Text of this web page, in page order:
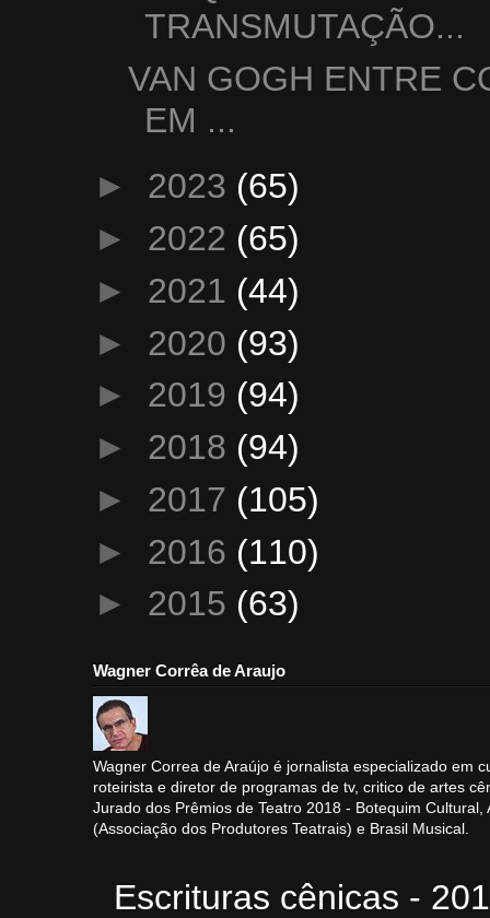
TRANSMUTAÇÃO...
VAN GOGH ENTRE
EM ...
► 2023 (65)
► 2022 (65)
► 2021 (44)
► 2020 (93)
► 2019 (94)
► 2018 (94)
► 2017 (105)
► 2016 (110)
► 2015 (63)
Wagner Corrêa de Araujo
Wagner Correa de Araújo é jornalista especializado em
roteirista e diretor de programas de tv, critico de artes
Jurado dos Prêmios de Teatro 2018 - Botequim Cultural,
(Associação dos Produtores Teatrais) e Brasil Musical.
Escrituras cênicas -